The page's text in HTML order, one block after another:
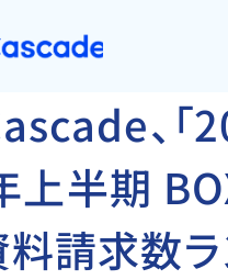
、「
上半期
請求数